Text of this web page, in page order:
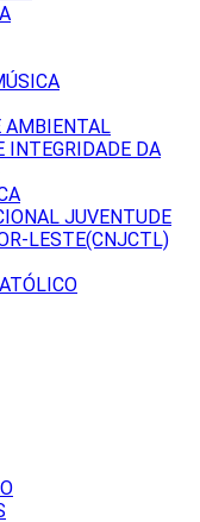
AMBIENTAL
INTEGRIDADE DA
JUVENTUDE
LESTE(CNJCTL)